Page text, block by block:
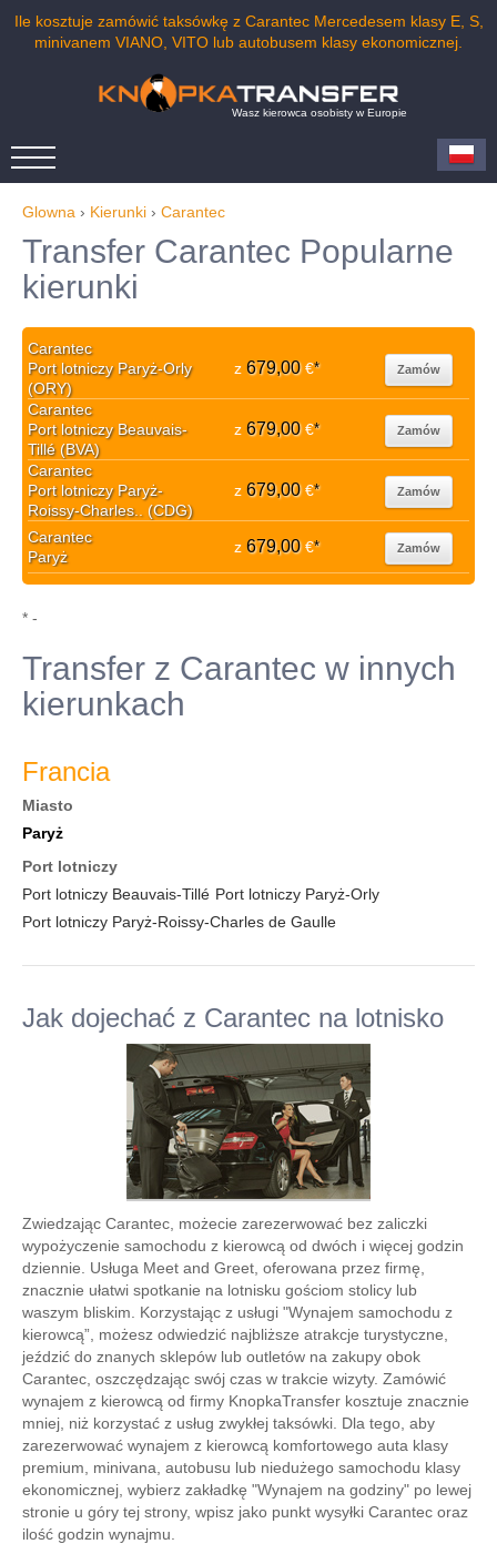
Ile kosztuje zamówić taksówkę z Carantec Mercedesem klasy E, S,
minivanem VIANO, VITO lub autobusem klasy ekonomicznej.
Wasz kierowca osobisty w Europie
Glowna › Kierunki › Carantec
Transfer Carantec Popularne
kierunki
Carantec
Port lotniczy Paryż-Orly
(ORY)
z 679,00€* Zamów
Carantec
Port lotniczy Beauvais-
Tillé (BVA)
z 679,00€* Zamów
Carantec
Port lotniczy Paryż-
Roissy-Charles.. (CDG)
z 679,00€* Zamów
Carantec
Paryż
z 679,00€* Zamów
* -
Transfer z Carantec w innych
kierunkach
Francia
Miasto
Paryż
Port lotniczy
Port lotniczy Beauvais-Tillé Port lotniczy Paryż-Orly
Port lotniczy Paryż-Roissy-Charles de Gaulle
Jak dojechać z Carantec na lotnisko
Zwiedzając Carantec, możecie zarezerwować bez zaliczki
wypożyczenie samochodu z kierowcą od dwóch i więcej godzin
dziennie. Usługa Meet and Greet, oferowana przez firmę,
znacznie ułatwi spotkanie na lotnisku gościom stolicy lub
waszym bliskim. Korzystając z usługi "Wynajem samochodu z
kierowcą”, możesz odwiedzić najbliższe atrakcje turystyczne,
jeździć do znanych sklepów lub outletów na zakupy obok
Carantec, oszczędzając swój czas w trakcie wizyty. Zamówić
wynajem z kierowcą od firmy KnopkaTransfer kosztuje znacznie
mniej, niż korzystać z usług zwykłej taksówki. Dla tego, aby
zarezerwować wynajem z kierowcą komfortowego auta klasy
premium, minivana, autobusu lub niedużego samochodu klasy
ekonomicznej, wybierz zakładkę "Wynajem na godziny" po lewej
stronie u góry tej strony, wpisz jako punkt wysyłki Carantec oraz
ilość godzin wynajmu.